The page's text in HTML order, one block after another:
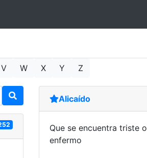
V W X Y Z
Alicaído
Que se encuentra triste o
enfermo